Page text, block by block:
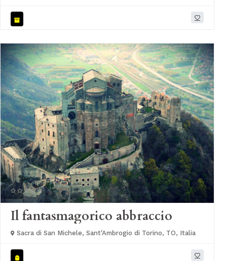
Il fantasmagorico abbraccio
Sacra di San Michele, Sant'Ambrogio di Torino, TO, Italia